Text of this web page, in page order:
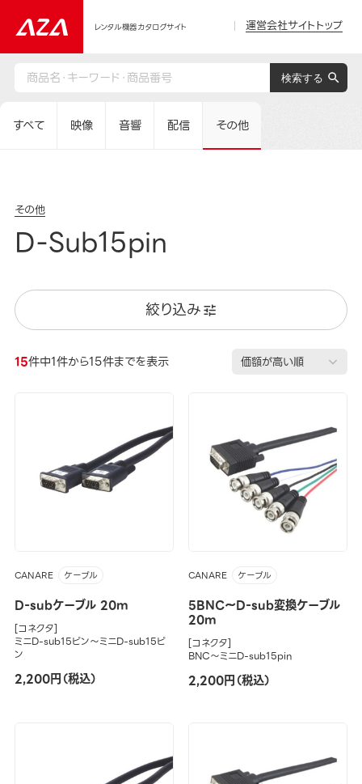
レンタル機器カタログサイト 運営会社サイトトップ
すべて 映像 音響 配信 その他
その他
D-Sub15pin
絞り込み
15件中1件から15件までを表示
CANARE ケーブル
D-subケーブル 20m
[コネクタ]
ミニD-sub15ピン～ミニD-sub15ピ
ン
2,200円（税込）
CANARE ケーブル
5BNC～D-sub変換ケーブル
20m
[コネクタ]
BNC～ミニD-sub15pin
2,200円（税込）